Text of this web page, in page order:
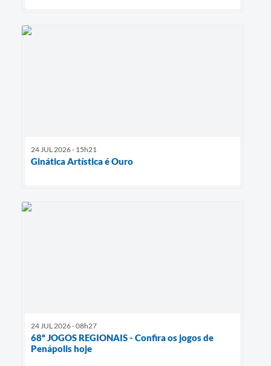
24 JUL 2026 - 15h21
Ginática Artística é Ouro
24 JUL 2026 - 08h27
68º JOGOS REGIONAIS - Confira os jogos de
Penápolis hoje